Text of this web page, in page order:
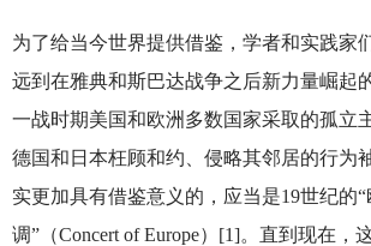
为了给当今世界提供借鉴，学者和实践家
远到在雅典和斯巴达战争之后新力量崛起
一战时期美国和欧洲多数国家采取的孤立
德国和日本枉顾和约、侵略其邻居的行为
实更加具有借鉴意义的，应当是19世纪的“
调”（Concert of Europe）[1]。直到现在，